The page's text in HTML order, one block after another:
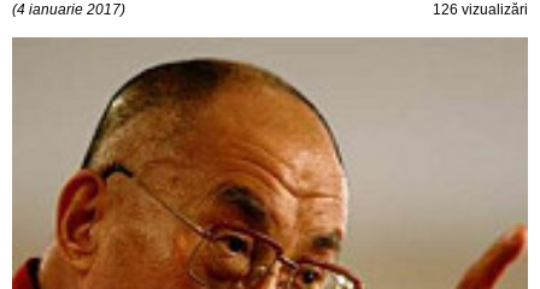
(4 ianuarie 2017) 126 vizualizări